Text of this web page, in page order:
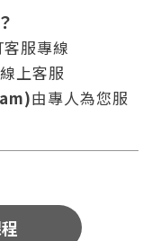
的指示重新登
制登出。
服專線
上客服
由專人為您服